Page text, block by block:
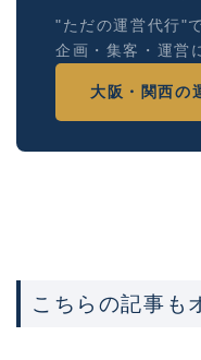
"ただの運営代行"
企画・集客・運営
大阪・関西の
こちらの記事も